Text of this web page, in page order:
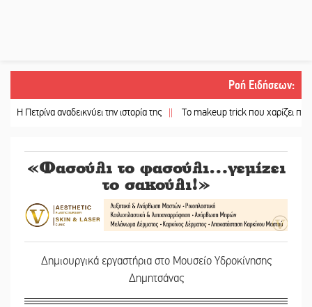
Ροή Ειδήσεων:
αναδεικνύει την ιστορία της || Το makeup trick που χαρίζει πιο γεμάτα
«Φασούλι το φασούλι…γεμίζει
το σακούλι!»
Δημιουργικά εργαστήρια στο Μουσείο Υδροκίνησης
Δημητσάνας